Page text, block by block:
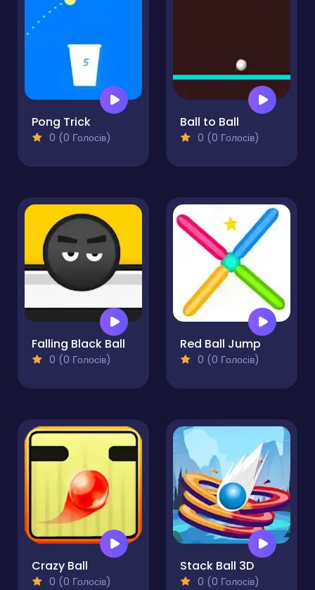
Pong Trick
0 (0 Голосів)
Ball to Ball
0 (0 Голосів)
Falling Black Ball
0 (0 Голосів)
Red Ball Jump
0 (0 Голосів)
Crazy Ball
0 (0 Голосів)
Stack Ball 3D
0 (0 Голосів)